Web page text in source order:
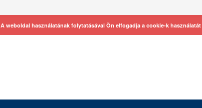
A weboldal használatának folytatásával Ön elfogadja a cookie-k használatát